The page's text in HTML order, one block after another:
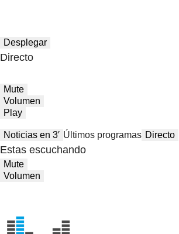
Desplegar
Directo
Mute
Volumen
Play
Noticias en 3′ Últimos programas Directo
Estas escuchando
Mute
Volumen